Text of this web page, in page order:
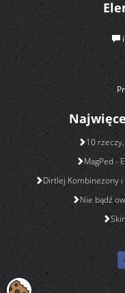
10
MagPed -
Dirtlej Kombinezony
Nie bądź